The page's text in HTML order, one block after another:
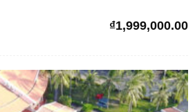
₫1,999,000.00